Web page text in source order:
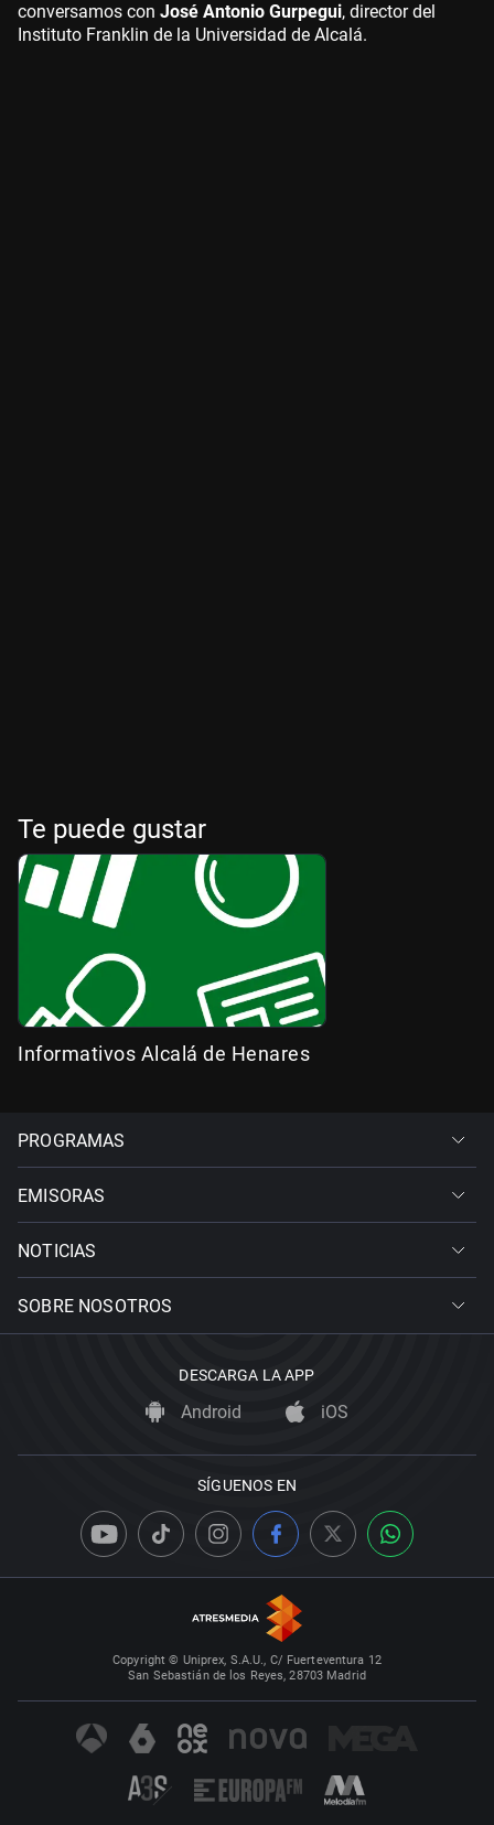
conversamos con José Antonio Gurpegui, director del
Instituto Franklin de la Universidad de Alcalá.
Te puede gustar
Informativos Alcalá de Henares
PROGRAMAS
EMISORAS
NOTICIAS
SOBRE NOSOTROS
DESCARGA LA APP
Android iOS
SÍGUENOS EN
Copyright © Uniprex, S.A.U., C/ Fuerteventura 12
San Sebastián de los Reyes, 28703 Madrid